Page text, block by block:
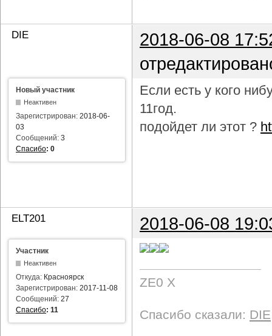
DIE
2018-06-08
Новый участник
Неактивен
Зарегистрирован: 2018-06-
03
Сообщений: 3
Спасибо: 0
Если есть у кого
11год.
подойдет ли этот ?
ELT201 2018-06-08
Участник
Неактивен
Откуда: Красноярск
Зарегистрирован: 2017-11-08
Сообщений: 27
Спасибо: 11
ZE0 X
Спасибо сказали: DIE